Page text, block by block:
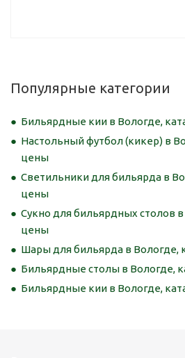
Популярные категории
Бильярдные кии в Вологде,
Настольный футбол (кикер) в
цены
Светильники для бильярда в
цены
Сукно для бильярдных столов в
цены
Шары для бильярда в Вологде,
Бильярдные столы в Вологде,
Бильярдные кии в Вологде,